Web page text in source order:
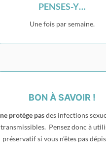
PENSES-Y…
Une fois par semaine.
BON À SAVOIR !
ne protège pasdes infections
transmissibles. Pensez donc à
préservatif si vous n’êtes pas